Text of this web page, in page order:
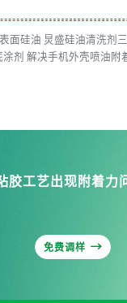
面硅油 炅盛硅油清洗剂
涂剂 解决手机外壳喷油附
胶工艺出现附着力
免费调样 